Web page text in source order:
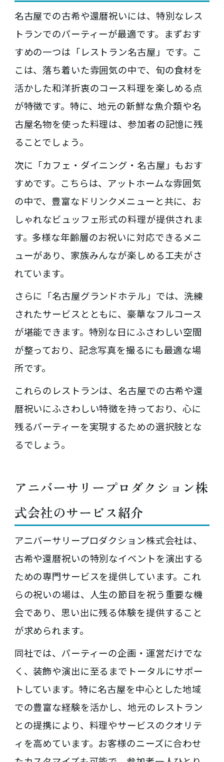
名古屋での古希や還暦祝いには、特別なレス
トランでのパーティーが最適です。まずおす
すめの一つは「レストラン名古屋」です。こ
こは、落ち着いた雰囲気の中で、旬の食材を
活かした和洋折衷のコース料理を楽しめる点
が特徴です。特に、地元の新鮮な魚介類や名
古屋名物を使った料理は、参加者の記憶に残
ることでしょう。
次に「カフェ・ダイニング・名古屋」もおす
すめです。こちらは、アットホームな雰囲気
の中で、豊富なドリンクメニューと共に、お
しゃれなビュッフェ形式の料理が提供されま
す。多様な年齢層のお祝いに対応できるメニ
ューがあり、家族みんなが楽しめる工夫がさ
れています。
さらに「名古屋グランドホテル」では、洗練
されたサービスとともに、豪華なフルコース
が堪能できます。特別な日にふさわしい空間
が整っており、記念写真を撮るにも最適な場
所です。
これらのレストランは、名古屋での古希や還
暦祝いにふさわしい特徴を持っており、心に
残るパーティーを実現するための選択肢とな
るでしょう。
アニバーサリープロダクション株
式会社のサービス紹介
アニバーサリープロダクション株式会社は、
古希や還暦祝いの特別なイベントを演出する
ための専門サービスを提供しています。これ
らの祝いの場は、人生の節目を祝う重要な機
会であり、思い出に残る体験を提供すること
が求められます。
同社では、パーティーの企画・運営だけでな
く、装飾や演出に至るまでトータルにサポー
トしています。特に名古屋を中心とした地域
での豊富な経験を活かし、地元のレストラン
との提携により、料理やサービスのクオリテ
ィを高めています。お客様のニーズに合わせ